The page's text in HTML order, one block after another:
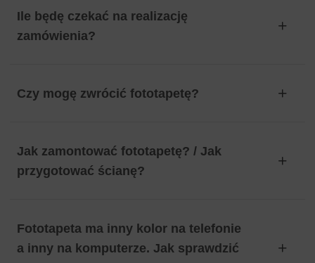
Ile będę czekać na realizację
zamówienia?
Czy mogę zwrócić fototapetę?
Jak zamontować fototapetę? / Jak
przygotować ścianę?
Fototapeta ma inny kolor na telefonie
a inny na komputerze. Jak sprawdzić